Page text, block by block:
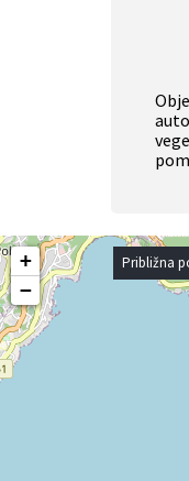
+
−
Približna